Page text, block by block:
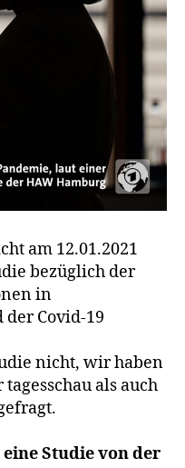
am 12.01.2021
bezüglich der
in
Covid-19
nicht, wir haben
als auch
Studie von der